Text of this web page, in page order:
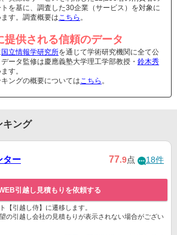
を基に、調査した30企業（サービス）を対象に
す。調査概要はこちら 。
提供される信頼のデータ
国立情報学研究所を通じて学術研究機関に全て公
ータ監修は慶應義塾大学理工学部教授・ 鈴木秀
す。
ングの概要についてはこちら 。
キング
ター 77.9点 18件
引越し見積もりを依頼する
【引越し侍】に遷移します。
の引越し会社の見積もりが表示されない場合がござい